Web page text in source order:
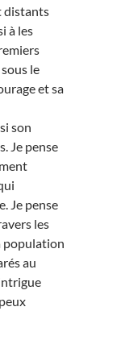
distants
à les
le
et sa
son
Je pense
Je pense
les
population
au